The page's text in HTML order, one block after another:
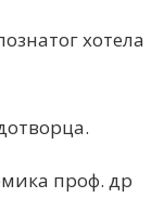
хотела
проф. др